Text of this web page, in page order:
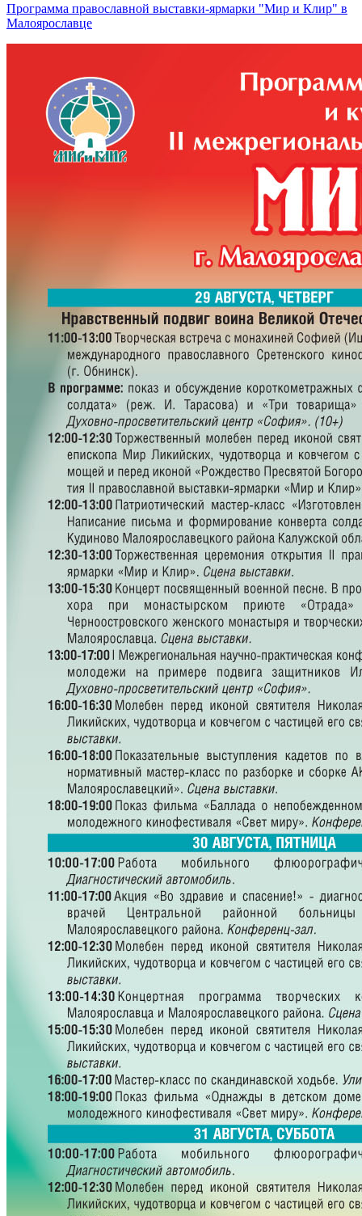
Программа православной выставки-ярмарки "Мир и Клир" в
Малоярославце